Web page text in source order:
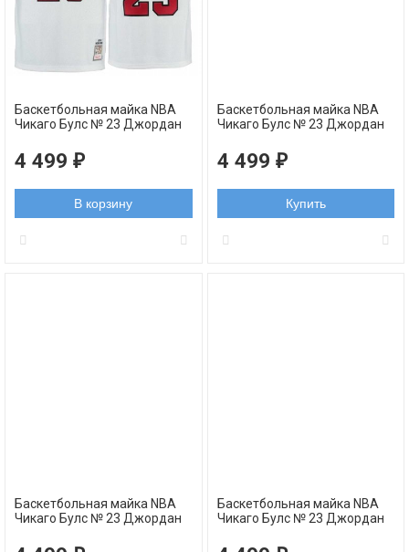
Баскетбольная майка NBA
Чикаго Булс № 23 Джордан
RETRO
4 499 ₽
В корзину
Баскетбольная майка NBA
Чикаго Булс № 23 Джордан
полосками swingman RETRO
4 499 ₽
Купить
Баскетбольная майка NBA
Чикаго Булс № 23 Джордан
swingman RETRO
Баскетбольная майка NBA
Чикаго Булс № 23 Джордан
swingman RETRO